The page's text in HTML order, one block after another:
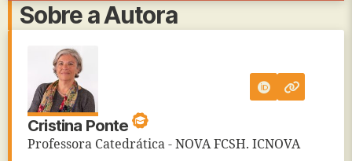
Sobre a Autora
Cristina Ponte
Professora Catedrática - NOVA FCSH. ICNOVA